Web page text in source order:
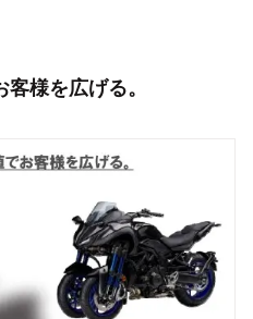
様を広げる。